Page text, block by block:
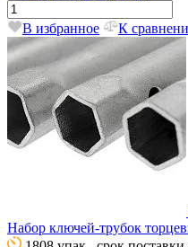
В избранное К
Набор ключей-трубок